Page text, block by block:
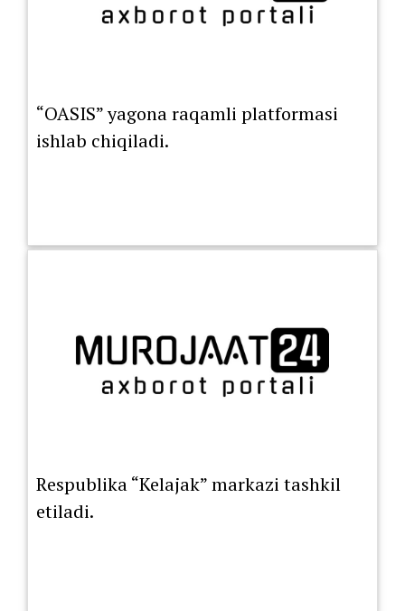
“OASIS” yagona raqamli platformasi
ishlab chiqiladi.
Respublika “Kelajak” markazi tashkil
etiladi.